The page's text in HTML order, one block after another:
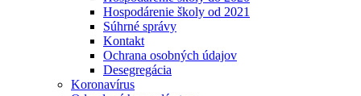
Hospodárenie školy od 2021
Súhrné správy
Kontakt
Ochrana osobných údajov
Desegregácia
Koronavírus